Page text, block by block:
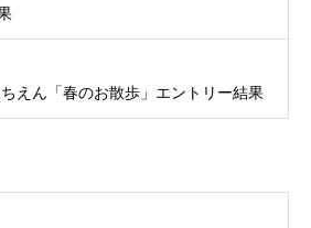
えん「春のお散歩」エントリー結果